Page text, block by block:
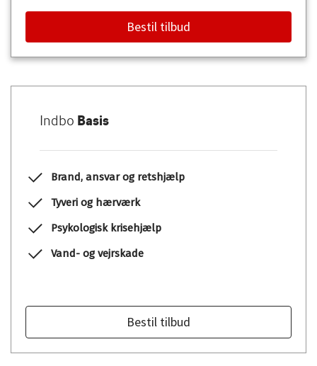
Indbo Basis
Brand, ansvar og retshjælp
Tyveri og hærværk
Psykologisk krisehjælp
Vand- og vejrskade
Bestil tilbud
Bestil tilbud